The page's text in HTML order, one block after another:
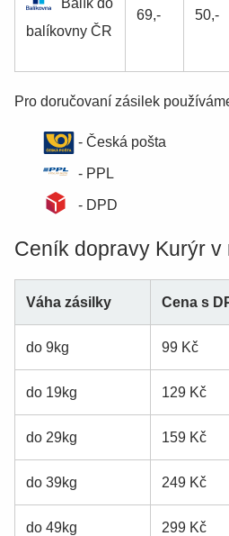
balíkovny ČR
69,- 50,-
Pro doručovaní zásilek
- Česká pošta
- PPL
- DPD
Ceník dopravy Kurýr v
Váha zásilky Cena s
do 9kg 99 Kč
do 19kg 129 Kč
do 29kg 159 Kč
do 39kg 249 Kč
do 49kg 299 Kč